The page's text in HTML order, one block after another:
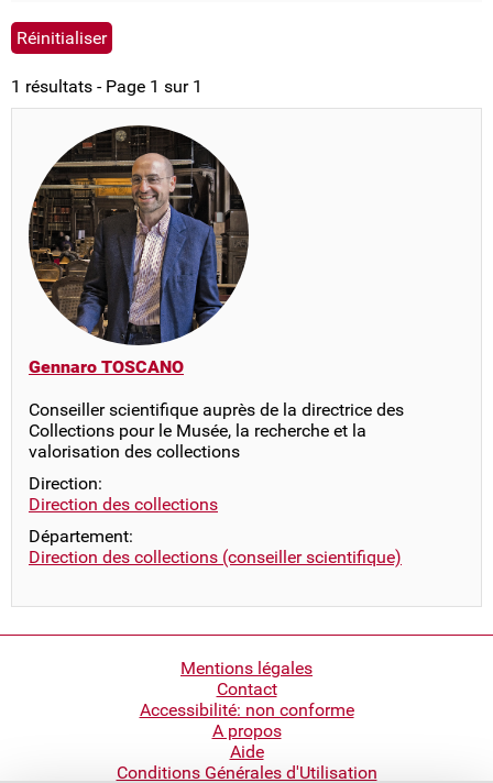
1 résultats - Page 1 sur 1
Gennaro TOSCANO
Conseiller scientifique auprès de la directrice des
Collections pour le Musée, la recherche et la
valorisation des collections
Direction:
Direction des collections
Département:
Direction des collections (conseiller scientifique)
Mentions légales
Contact
Accessibilité: non conforme
A propos
Aide
Conditions Générales d'Utilisation